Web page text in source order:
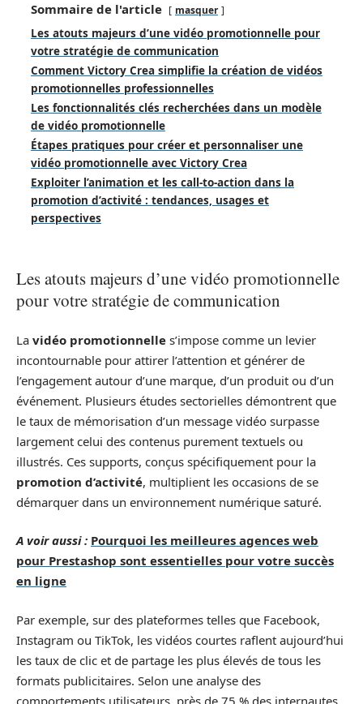
Sommaire de l'article masquer
Les atouts majeurs d’une vidéo promotionnelle pour
votre stratégie de communication
Comment Victory Crea simplifie la création de vidéos
promotionnelles professionnelles
Les fonctionnalités clés recherchées dans un modèle
de vidéo promotionnelle
Étapes pratiques pour créer et personnaliser une
vidéo promotionnelle avec Victory Crea
Exploiter l’animation et les call-to-action dans la
promotion d’activité : tendances, usages et
perspectives
Les atouts majeurs d’une vidéo promotionnelle
pour votre stratégie de communication
La vidéo promotionnelle s’impose comme un levier
incontournable pour attirer l’attention et générer de
l’engagement autour d’une marque, d’un produit ou d’un
événement. Plusieurs études sectorielles démontrent que
le taux de mémorisation d’un message vidéo surpasse
largement celui des contenus purement textuels ou
illustrés. Ces supports, conçus spécifiquement pour la
promotion d’activité, multiplient les occasions de se
démarquer dans un environnement numérique saturé.
A voir aussi : Pourquoi les meilleures agences web
pour Prestashop sont essentielles pour votre succès
en ligne
Par exemple, sur des plateformes telles que Facebook,
Instagram ou TikTok, les vidéos courtes raflent aujourd’hui
les taux de clic et de partage les plus élevés de tous les
formats publicitaires. Selon une analyse des
comportements utilisateurs, près de 75 % des internautes